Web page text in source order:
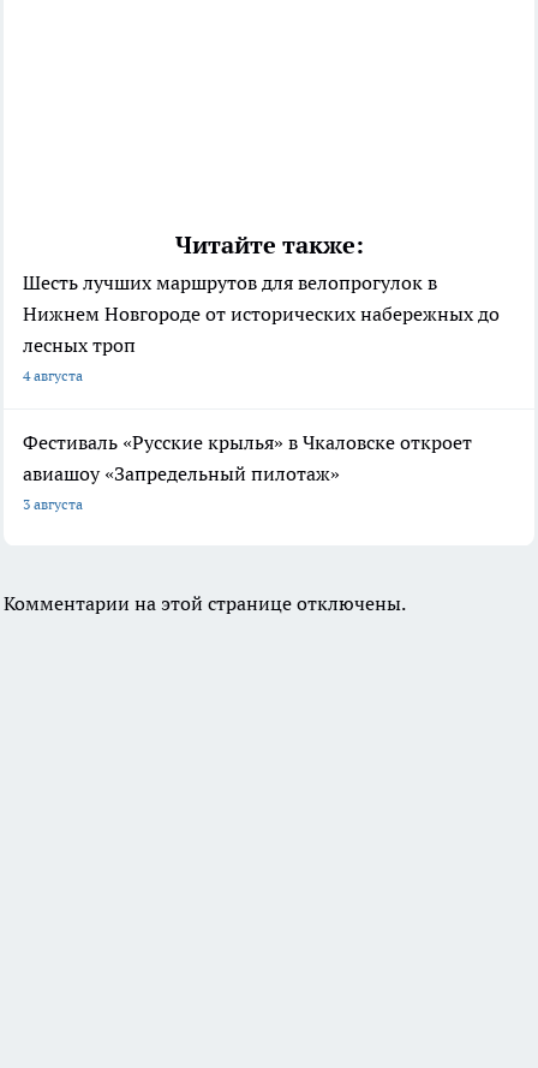
Читайте также:
Шесть лучших маршрутов для велопрогулок в
Нижнем Новгороде от исторических набережных до
лесных троп
4 августа
Фестиваль «Русские крылья» в Чкаловске откроет
авиашоу «Запредельный пилотаж»
3 августа
Комментарии на этой странице отключены.